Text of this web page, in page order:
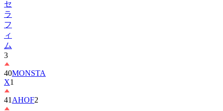
フ
ィ
ム
3
40
X
41AHOF
42 BTOB6